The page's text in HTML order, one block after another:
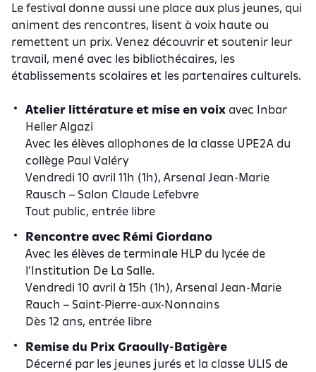
Le festival donne aussi une place aux plus jeunes, qui
animent des rencontres, lisent à voix haute ou
remettent un prix. Venez découvrir et soutenir leur
travail, mené avec les bibliothécaires, les
établissements scolaires et les partenaires culturels.
Atelier littérature et mise en voix avec Inbar
Heller Algazi
Avec les élèves allophones de la classe UPE2A du
collège Paul Valéry
Vendredi 10 avril 11h (1h), Arsenal Jean-Marie
Rausch – Salon Claude Lefebvre
Tout public, entrée libre
Rencontre avec Rémi Giordano
Avec les élèves de terminale HLP du lycée de
l’Institution De La Salle.
Vendredi 10 avril à 15h (1h), Arsenal Jean-Marie
Rauch – Saint-Pierre-aux-Nonnains
Dès 12 ans, entrée libre
Remise du Prix Graoully-Batigère
Décerné par les jeunes jurés et la classe ULIS de